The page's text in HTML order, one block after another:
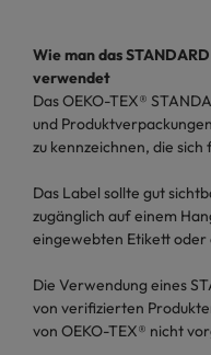
Wie man das
verwendet
Das OEKO-TEX®
und
zu kennzeichnen, die
Das Label sollte gut
zugänglich auf einem
eingewebten Etikett
Die Verwendung eines
von verifizierten
von OEKO-TEX® nicht